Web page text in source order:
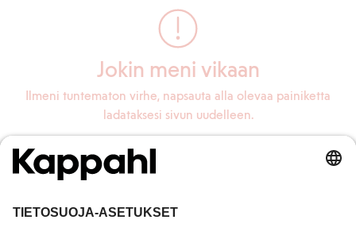
Jokin meni vikaan
Ilmeni tuntematon virhe, napsauta alla olevaa painiketta
ladataksesi sivun uudelleen.
Lataa sivu uudelleen